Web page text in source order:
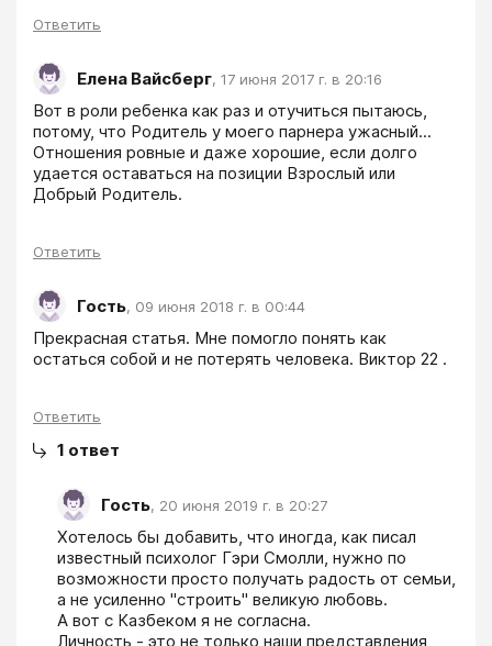
Ответить
Елена Вайсберг, 17 июня 2017 г. в 20:16
Вот в роли ребенка как раз и отучиться пытаюсь,
потому, что Родитель у моего парнера ужасный...
Отношения ровные и даже хорошие, если долго
удается оставаться на позиции Взрослый или
Добрый Родитель.
Ответить
Гость, 09 июня 2018 г. в 00:44
Прекрасная статья. Мне помогло понять как
остаться собой и не потерять человека. Виктор 22 .
Ответить
1 ответ
Гость, 20 июня 2019 г. в 20:27
Хотелось бы добавить, что иногда, как писал
известный психолог Гэри Смолли, нужно по
возможности просто получать радость от семьи,
а не усиленно "строить" великую любовь.
А вот с Казбеком я не согласна.
Личность - это не только наши представления,